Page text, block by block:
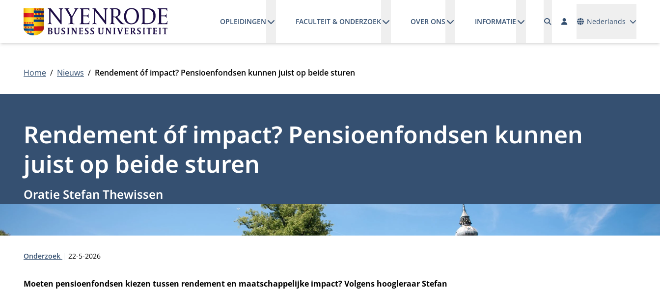
OPLEIDINGEN FACULTEIT & ONDERZOEK OVER ONS INFORMATIE Nederlands
Home Nieuws Rendement óf impact? Pensioenfondsen kunnen juist op beide sturen
Rendement óf impact? Pensioenfondsen kunnen
juist op beide sturen
Oratie Stefan Thewissen
Type:
Onderzoek Publicatiedatum:
22-5-2026
Moeten pensioenfondsen kiezen tussen rendement en maatschappelijke impact? Volgens hoogleraar Stefan